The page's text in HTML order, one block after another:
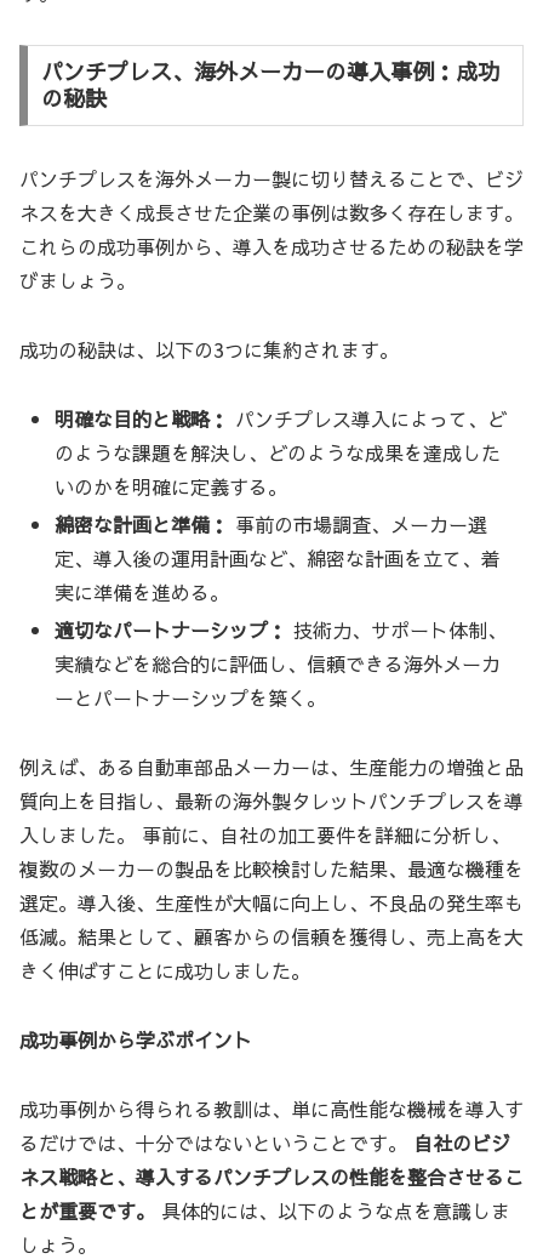
パンチプレス、海外メーカーの導入事例：成功
の秘訣
パンチプレスを海外メーカー製に切り替えることで、ビジ
ネスを大きく成長させた企業の事例は数多く存在します。
これらの成功事例から、導入を成功させるための秘訣を学
びましょう。
成功の秘訣は、以下の3つに集約されます。
明確な目的と戦略： パンチプレス導入によって、ど
のような課題を解決し、どのような成果を達成した
いのかを明確に定義する。
綿密な計画と準備： 事前の市場調査、メーカー選
定、導入後の運用計画など、綿密な計画を立て、着
実に準備を進める。
適切なパートナーシップ： 技術力、サポート体制、
実績などを総合的に評価し、信頼できる海外メーカ
ーとパートナーシップを築く。
例えば、ある自動車部品メーカーは、生産能力の増強と品
質向上を目指し、最新の海外製タレットパンチプレスを導
入しました。 事前に、自社の加工要件を詳細に分析し、
複数のメーカーの製品を比較検討した結果、最適な機種を
選定。導入後、生産性が大幅に向上し、不良品の発生率も
低減。結果として、顧客からの信頼を獲得し、売上高を大
きく伸ばすことに成功しました。
成功事例から学ぶポイント
成功事例から得られる教訓は、単に高性能な機械を導入す
るだけでは、十分ではないということです。 自社のビジ
ネス戦略と、導入するパンチプレスの性能を整合させるこ
とが重要です。
具体的には、以下のような点を意識しま
しょう。